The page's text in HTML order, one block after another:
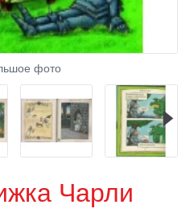
фото
Чарли